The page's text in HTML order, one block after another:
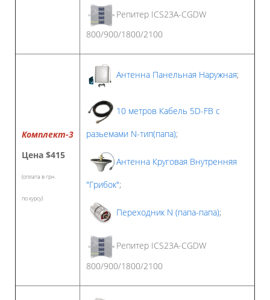
Репитер ICS23A-CGDW
800/900/1800/2100
Комплект-3
Цена $415
(оплата в грн.
по курсу)
Антенна Панельная Наружная;
10 метров Кабель 5D-FB с
разьемами N-тип(папа);
Антенна Круговая Внутренняя
"Грибок";
Переходник N (папа-папа);
Репитер ICS23A-CGDW
800/900/1800/2100